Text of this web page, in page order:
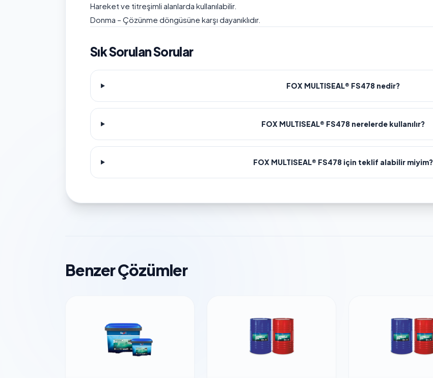
Hareket ve titreşimli alanlarda kullanılabilir.
Donma – Çözünme döngüsüne karşı dayanıklıdır.
Sık Sorulan Sorular
FOX MULTISEAL® FS478 nedir?
FOX MULTISEAL® FS478 nerelerde kullanılır?
FOX MULTISEAL® FS478 için teklif alabilir miyim?
Benzer Çözümler